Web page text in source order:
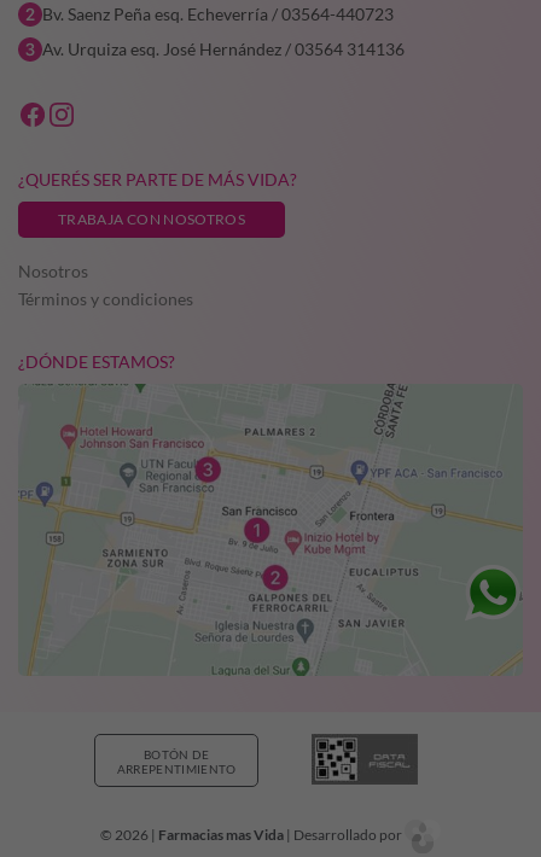
Bv. Saenz Peña esq. Echeverría / 03564-440723
Av. Urquiza esq. José Hernández / 03564 314136
¿QUERÉS SER PARTE DE MÁS VIDA?
TRABAJA CON NOSOTROS
Nosotros
Términos y condiciones
¿DÓNDE ESTAMOS?
BOTÓN DE
ARREPENTIMIENTO
© 2026 | Farmacias mas Vida | Desarrollado por